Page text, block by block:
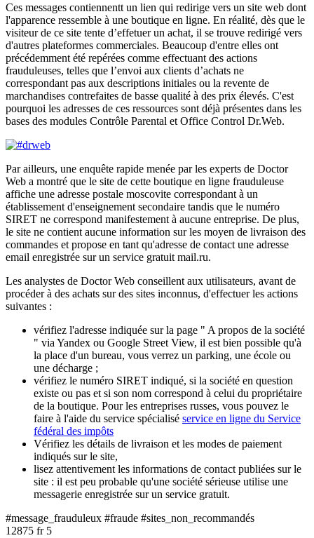
Ces messages contiennentt un lien qui redirige vers un site web dont
l'apparence ressemble à une boutique en ligne. En réalité, dès que le
visiteur de ce site tente d’effetuer un achat, il se trouve redirigé vers
d'autres plateformes commerciales. Beaucoup d'entre elles ont
précédemment été repérées comme effectuant des actions
frauduleuses, telles que l’envoi aux clients d’achats ne
correspondant pas aux descriptions initiales ou la revente de
marchandises contrefaites de basse qualité à des prix élevés. C'est
pourquoi les adresses de ces ressources sont déjà présentes dans les
bases des modules Contrôle Parental et Office Control Dr.Web.
Par ailleurs, une enquête rapide menée par les experts de Doctor
Web a montré que le site de cette boutique en ligne frauduleuse
affiche une adresse postale moscovite correspondant à un
établissement d'enseignement secondaire tandis que le numéro
SIRET ne correspond manifestement à aucune entreprise. De plus,
le site ne contient aucune information sur les moyen de livraison des
commandes et propose en tant qu'adresse de contact une adresse
email enregistrée sur un service gratuit mail.ru.
Les analystes de Doctor Web conseillent aux utilisateurs, avant de
procéder à des achats sur des sites inconnus, d'effectuer les actions
suivantes :
vérifiez l'adresse indiquée sur la page " A propos de la société
" via Yandex ou Google Street View, il est bien possible qu'à
la place d'un bureau, vous verrez un parking, une école ou
une décharge ;
vérifiez le numéro SIRET indiqué, si la société en question
existe ou pas et si son nom correspond à celui du propriétaire
de la boutique. Pour les entreprises russes, vous pouvez le
faire à l'aide du service spécialisé service en ligne du Service
fédéral des impôts
Vérifiez les détails de livraison et les modes de paiement
indiqués sur le site,
lisez attentivement les informations de contact publiées sur le
site : il est peu probable qu'une société sérieuse utilise une
messagerie enregistrée sur un service gratuit.
#message_frauduleux #fraude #sites_non_recommandés
12875 fr 5